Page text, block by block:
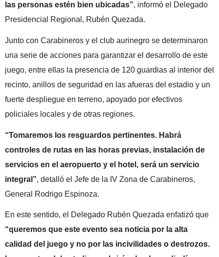
las personas estén bien ubicadas”, informó el Delegado
Presidencial Regional, Rubén Quezada.
Junto con Carabineros y el club aurinegro se determinaron
una serie de acciones para garantizar el desarrollo de este
juego, entre ellas la presencia de 120 guardias al interior del
recinto, anillos de seguridad en las afueras del estadio y un
fuerte despliegue en terreno, apoyado por efectivos
policiales locales y de otras regiones.
“Tomaremos los resguardos pertinentes. Habrá
controles de rutas en las horas previas, instalación de
servicios en el aeropuerto y el hotel, será un servicio
integral”, detalló el Jefe de la IV Zona de Carabineros,
General Rodrigo Espinoza.
En este sentido, el Delegado Rubén Quezada enfatizó que
“queremos que este evento sea noticia por la alta
calidad del juego y no por las incivilidades o destrozos.